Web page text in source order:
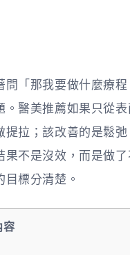
「那我要做什麼療
醫美推薦如果只從
拉；該改善的是鬆
不是沒效，而是做
標分清楚。
容